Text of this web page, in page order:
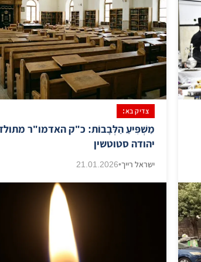
צדיק בא:
מַשְׁפִּיעַ הַלְּבָבוֹת: כ"ק האדמו"ר
יהודה סטוטשין
ישראל רייך•
21.01.2026